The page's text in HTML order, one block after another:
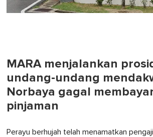
MARA menjalankan
undang-undang
Norbaya gagal
pinjaman
Perayu berhujah telah menamatkan